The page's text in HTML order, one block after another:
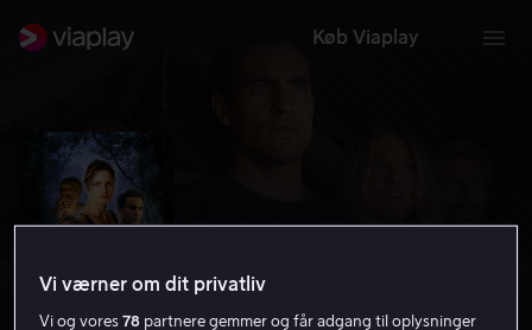
Køb Viaplay
Vi værner om dit privatliv
Vi og vores78 partnere gemmer og får adgang til oplysninger